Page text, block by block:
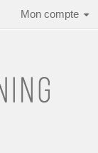
Mon compte